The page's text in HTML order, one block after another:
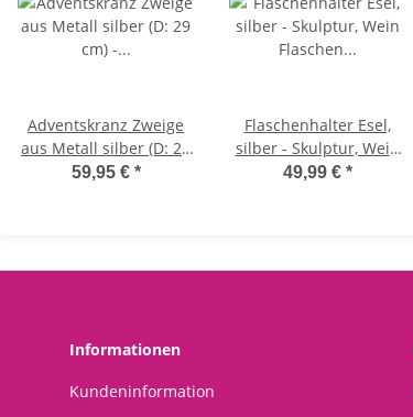
Adventskranz Zweige
aus Metall silber (D: 29
cm) - Weihnachtsdeko,
59,95 € *
Flaschenhalter Esel,
silber - Skulptur, Wein
Flaschen Halter,
49,99 € *
Informationen
Kundeninformation